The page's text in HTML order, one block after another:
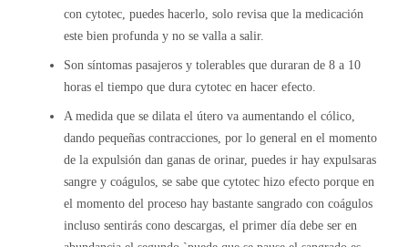
con cytotec, puedes hacerlo, solo revisa que la medicación
este bien profunda y no se valla a salir.
Son síntomas pasajeros y tolerables que duraran de 8 a 10
horas el tiempo que dura cytotec en hacer efecto.
A medida que se dilata el útero va aumentando el cólico,
dando pequeñas contracciones, por lo general en el momento
de la expulsión dan ganas de orinar, puedes ir hay expulsaras
sangre y coágulos, se sabe que cytotec hizo efecto porque en
el momento del proceso hay bastante sangrado con coágulos
incluso sentirás cono descargas, el primer día debe ser en